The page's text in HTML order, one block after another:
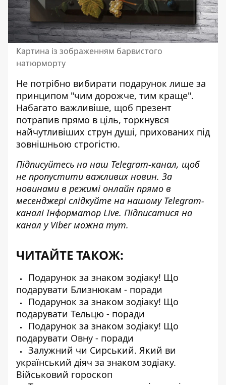
Картина із зображенням барвистого
натюрморту
Не потрібно вибирати подарунок лише за
принципом "чим дорожче, тим краще".
Набагато важливіше, щоб презент
потрапив прямо в ціль, торкнувся
найчутливіших струн душі, прихованих під
зовнішньою строгістю.
Підписуйтесь на наш Telegram-канал, щоб
не пропустити важливих новин. За
новинами в режимі онлайн прямо в
месенджері слідкуйте на нашому Telegram-
каналіІнформатор Live. Підписатися на
канал у Viber можна тут.
ЧИТАЙТЕ ТАКОЖ:
Подарунок за знаком зодіаку! Що
подарувати Близнюкам - поради
Подарунок за знаком зодіаку! Що
подарувати Тельцю - поради
Подарунок за знаком зодіаку! Що
подарувати Овну - поради
Залужний чи Сирський. Який ви
український діяч за знаком зодіаку.
Військовий гороскоп